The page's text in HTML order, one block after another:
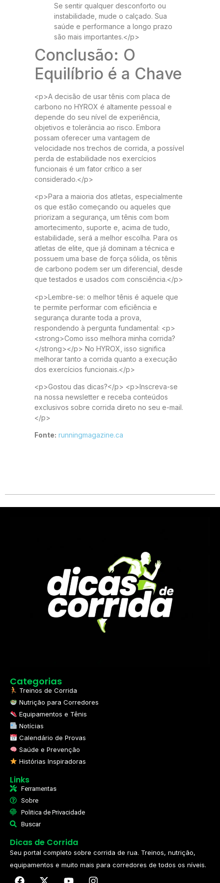
Se sentir qualquer desconforto ou
instabilidade, mude o calçado. Sua
saúde e performance a longo prazo
são mais importantes.</p>
Conclusão: O
Equilíbrio é a Chave
<p>A decisão de usar tênis com placa de
carbono no HYROX é altamente pessoal e
depende do seu nível de experiência,
objetivos e tolerância ao risco. Embora
possam oferecer uma vantagem de
velocidade nos trechos de corrida, a possível
perda de estabilidade nos exercícios
funcionais é um fator crítico a ser
considerado.</p>
<p>Para a maioria dos atletas, especialmente
os que estão começando ou aqueles que
priorizam a segurança, um tênis com bom
amortecimento, suporte e, acima de tudo,
estabilidade, será a melhor escolha. Para os
atletas de elite, que já dominam a técnica e
possuem uma base de força sólida, os tênis
de carbono podem ser um diferencial, desde
que testados e usados com consciência.</p>
<p>Lembre-se: o melhor tênis é aquele que
te permite performar com eficiência e
segurança durante toda a prova,
respondendo à pergunta fundamental: <p>
<strong>Como isso melhora minha corrida?
</strong></p> No HYROX, isso significa
melhorar tanto a corrida quanto a execução
dos exercícios funcionais.</p>
<p>Gostou das dicas?</p> <p>Inscreva-se
na nossa newsletter e receba conteúdos
exclusivos sobre corrida direto no seu e-mail.
</p>
Fonte: runningmagazine.ca
Categorias
Treinos de Corrida
Nutrição para Corredores
Equipamentos e Tênis
Notícias
Calendário de Provas
Saúde e Prevenção
Histórias Inspiradoras
Links
Ferramentas
Sobre
Politica de Privacidade
Buscar
Dicas de Corrida
Seu portal completo sobre corrida de rua. Treinos, nutrição,
equipamentos e muito mais para corredores de todos os níveis.​